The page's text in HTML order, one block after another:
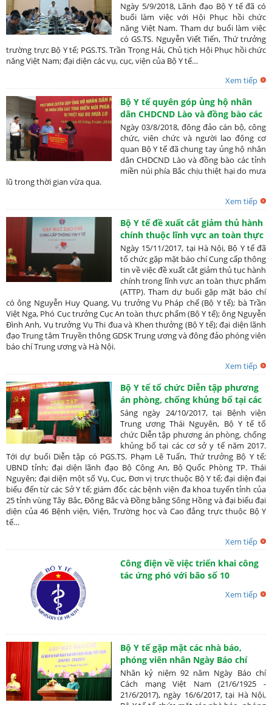
Ngày 5/9/2018, Lãnh đạo Bộ Y tế đã có
buổi làm việc với Hội Phục hồi chức
năng Việt Nam. Tham dự buổi làm việc
có GS.TS. Nguyễn Viết Tiến, Thứ trưởng
trường trực Bộ Y tế; PGS.TS. Trần Trọng Hải, Chủ tịch Hội Phục hồi chức
năng Việt Nam; đại diện các vụ, cục, viện của Bộ Y tế…
Xem tiếp
Bộ Y tế quyên góp ủng hộ nhân
dân CHDCND Lào và đồng bào các
tỉnh miền núi phía Bắc bị thiệt hại
do mưa lũ
Ngày 03/8/2018, đông đảo cán bộ, công
chức, viên chức và người lao động cơ
quan Bộ Y tế đã chung tay ủng hộ nhân
dân CHDCND Lào và đồng bào các tỉnh
miền núi phía Bắc chịu thiệt hại do mưa
lũ trong thời gian vừa qua.
Xem tiếp
Bộ Y tế đề xuất cắt giảm thủ hành
chính thuộc lĩnh vực an toàn thực
phẩm
Ngày 15/11/2017, tại Hà Nội, Bộ Y tế đã
tổ chức gặp mặt báo chí Cung cấp thông
tin về việc đề xuất cắt giảm thủ tục hành
chính trong lĩnh vực an toàn thực phẩm
(ATTP). Tham dự buổi gặp mặt báo chí
có ông Nguyễn Huy Quang, Vụ trưởng Vụ Pháp chế (Bộ Y tế); bà Trần
Việt Nga, Phó Cục trưởng Cục An toàn thực phẩm (Bộ Y tế); ông Nguyễn
Đình Anh, Vụ trưởng Vụ Thi đua và Khen thưởng (Bộ Y tế); đại diện lãnh
đạo Trung tâm Truyền thông GDSK Trung ương và đông đảo phóng viên
báo chí Trung ương và Hà Nội.
Xem tiếp
Bộ Y tế tổ chức Diễn tập phương
án phòng, chống khủng bố tại các
cơ sở y tế năm 2017
Sáng ngày 24/10/2017, tại Bệnh viện
Trung ương Thái Nguyên, Bộ Y tế tổ
chức Diễn tập phương án phòng, chống
khủng bố tại các cơ sở y tế năm 2017.
Tới dự buổi Diễn tập có PGS.TS. Phạm Lê Tuấn, Thứ trưởng Bộ Y tế;
UBND tỉnh; đại diện lãnh đạo Bộ Công An, Bộ Quốc Phòng TP. Thái
Nguyên; đại diện một số Vụ, Cục, Đơn vị trực thuộc Bộ Y tế; đại diện đại
biểu đến từ các Sở Y tế; giám đốc các bệnh viện đa khoa tuyến tỉnh của
25 tỉnh vùng Tây Bắc, Đông Bắc và Đồng bằng Sông Hồng và đại biểu đại
diện của 46 Bệnh viện, Viện, Trường học và Cao đẳng trực thuộc Bộ Y
tế…
Xem tiếp
Công điện về việc triển khai công
tác ứng phó với bão số 10
Xem tiếp
Bộ Y tế gặp mặt các nhà báo,
phóng viên nhân Ngày Báo chí
Cách mạng Việt Nam
Nhân kỷ niệm 92 năm Ngày Báo chí
Cách mạng Việt Nam (21/6/1925 -
21/6/2017), ngày 16/6/2017, tại Hà Nội,